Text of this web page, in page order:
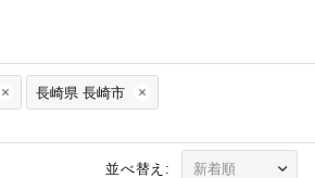
長崎県 長崎市
並べ替え: